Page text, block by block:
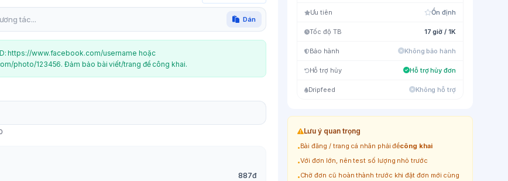
Dán
https://www.facebook.com/username hoặc
photo/123456. Đảm bảo bài viết/trang để công khai.
887đ
Ưu tiên Ổn định
Tốc độ TB 17 giờ / 1K
Bảo hành Không bảo hành
Hỗ trợ hủy Hỗ trợ hủy đơn
Dripfeed Không hỗ trợ
Lưu ý quan trọng
•Bài đăng / trang cá nhân phải đểcông khai
•Với đơn lớn, nên test số lượng nhỏ trước
•Chờ đơn cũ hoàn thành trước khi đặt đơn mới cùng